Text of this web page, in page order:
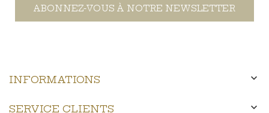
ABONNEZ-VOUS À NOTRE NEWSLETTER
INFORMATIONS 
SERVICE CLIENTS 